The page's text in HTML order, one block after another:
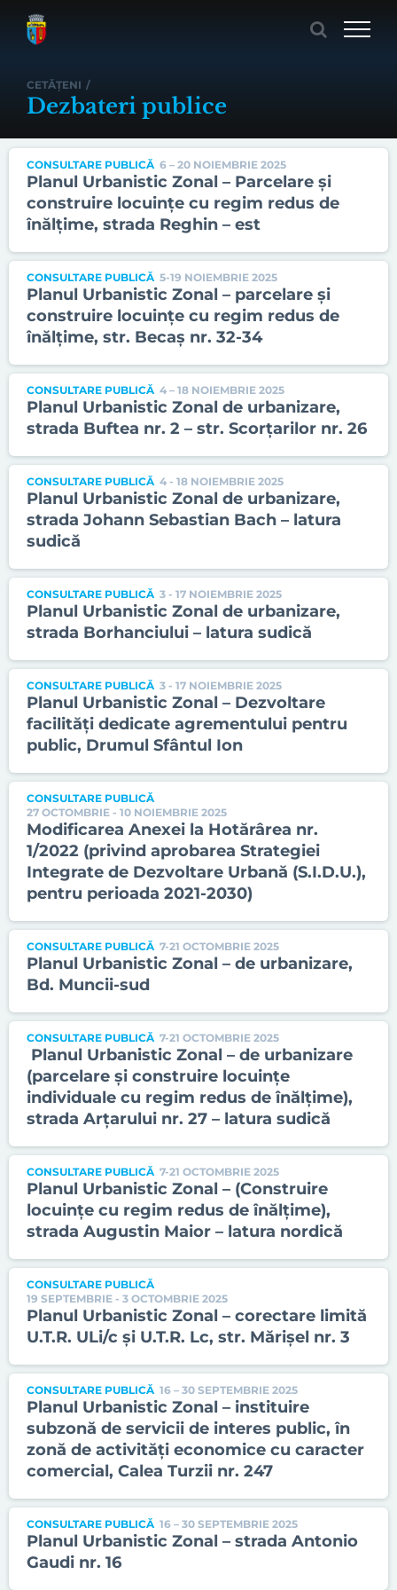
CETĂȚENI /
Dezbateri publice
CONSULTARE PUBLICĂ 6 – 20 NOIEMBRIE 2025
Planul Urbanistic Zonal – Parcelare și
construire locuințe cu regim redus de
înălțime, strada Reghin – est
CONSULTARE PUBLICĂ 5-19 NOIEMBRIE 2025
Planul Urbanistic Zonal – parcelare și
construire locuințe cu regim redus de
înălțime, str. Becaș nr. 32-34
CONSULTARE PUBLICĂ 4 – 18 NOIEMBRIE 2025
Planul Urbanistic Zonal de urbanizare,
strada Buftea nr. 2 – str. Scorțarilor nr. 26
CONSULTARE PUBLICĂ 4 - 18 NOIEMBRIE 2025
Planul Urbanistic Zonal de urbanizare,
strada Johann Sebastian Bach – latura
sudică
CONSULTARE PUBLICĂ 3 - 17 NOIEMBRIE 2025
Planul Urbanistic Zonal de urbanizare,
strada Borhanciului – latura sudică
CONSULTARE PUBLICĂ 3 - 17 NOIEMBRIE 2025
Planul Urbanistic Zonal – Dezvoltare
facilități dedicate agrementului pentru
public, Drumul Sfântul Ion
CONSULTARE PUBLICĂ
27 OCTOMBRIE - 10 NOIEMBRIE 2025
Modificarea Anexei la Hotărârea nr.
1/2022 (privind aprobarea Strategiei
Integrate de Dezvoltare Urbană (S.I.D.U.),
pentru perioada 2021-2030)
CONSULTARE PUBLICĂ 7-21 OCTOMBRIE 2025
Planul Urbanistic Zonal – de urbanizare,
Bd. Muncii-sud
CONSULTARE PUBLICĂ 7-21 OCTOMBRIE 2025
Planul Urbanistic Zonal – de urbanizare
(parcelare și construire locuințe
individuale cu regim redus de înălțime),
strada Arțarului nr. 27 – latura sudică
CONSULTARE PUBLICĂ 7-21 OCTOMBRIE 2025
Planul Urbanistic Zonal – (Construire
locuințe cu regim redus de înălțime),
strada Augustin Maior – latura nordică
CONSULTARE PUBLICĂ
19 SEPTEMBRIE - 3 OCTOMBRIE 2025
Planul Urbanistic Zonal – corectare limită
U.T.R. ULi/c și U.T.R. Lc, str. Mărișel nr. 3
CONSULTARE PUBLICĂ 16 – 30 SEPTEMBRIE 2025
Planul Urbanistic Zonal – instituire
subzonă de servicii de interes public, în
zonă de activități economice cu caracter
comercial, Calea Turzii nr. 247
CONSULTARE PUBLICĂ 16 – 30 SEPTEMBRIE 2025
Planul Urbanistic Zonal – strada Antonio
Gaudi nr. 16